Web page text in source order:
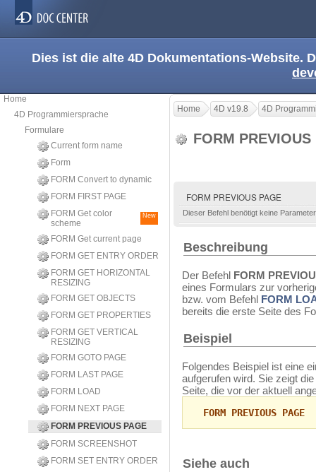
Dies ist die alte 4D Dokumentations-Website.
Home
4D Programmiersprache
Formulare
Current form name
Form
FORM Convert to dynamic
FORM FIRST PAGE
FORM Get color
scheme
New
FORM Get current page
FORM GET ENTRY ORDER
FORM GET HORIZONTAL
RESIZING
FORM GET OBJECTS
FORM GET PROPERTIES
FORM GET VERTICAL
RESIZING
FORM GOTO PAGE
FORM LAST PAGE
FORM LOAD
FORM NEXT PAGE
FORM PREVIOUS PAGE
FORM SCREENSHOT
FORM SET ENTRY ORDER
Home 4D v19.8 4D
FORM
FORM PREVIOUS PAGE
Dieser Befehl benötigt keine Parameter
Beschreibung
Der Befehl FORM
eines Formulars zur
bzw. vom Befehl FORM
bereits die erste Seite des
Beispiel
Folgendes Beispiel ist eine
aufgerufen wird. Sie zeigt
Seite, die vor der aktuell
FORM PREVIOUS PAGE
Siehe auch